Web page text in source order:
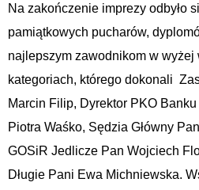
Na zakończenie imprezy odbyło
pamiątkowych pucharów,
najlepszym zawodnikom w wyżej
kategoriach, którego dokonali
Marcin Filip, Dyrektor PKO
Piotra Waśko, Sędzia Główny
GOSiR Jedlicze Pan Wojciech
Długie Pani Ewa Michniewska.